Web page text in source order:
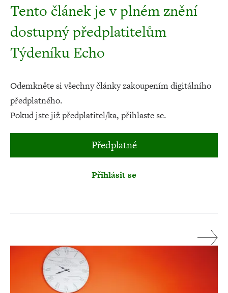
Tento článek je v plném znění
dostupný předplatitelům
Týdeníku Echo
Odemkněte si všechny články zakoupením digitálního
předplatného.
Pokud jste již předplatitel/ka, přihlaste se.
Předplatné
Přihlásit se